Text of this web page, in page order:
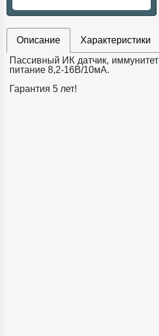
Описание
Характеристики
Пассивный ИК датчик,
питание 8,2-16В/10мА.
Гарантия 5 лет!